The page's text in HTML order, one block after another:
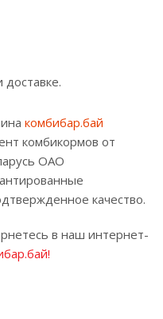
доставке.
комбибар.бай
комбикормов от
ОАО
качество.
в наш интернет-
!